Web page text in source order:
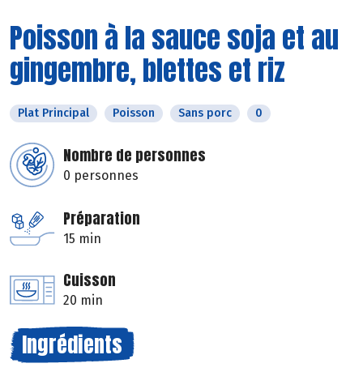
Poisson à la sauce soja et au
gingembre, blettes et riz
Plat Principal Poisson Sans porc 0
Nombre de personnes
0 personnes
Préparation
15 min
Cuisson
20 min
Ingrédients